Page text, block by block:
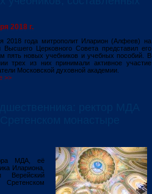
2018 г.
2018 года митрополит Иларион (Алфеев) на
Высшего Церковного Совета представил его
пять новых учебников и учебных пособий. В
трех из них принимали активное участие
Московской духовной академии.
>>
МДА, её
Илариона,
Верейский